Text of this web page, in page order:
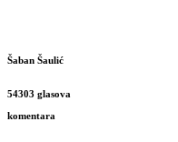
Šaban Šaulić
54303 glasova
komentara